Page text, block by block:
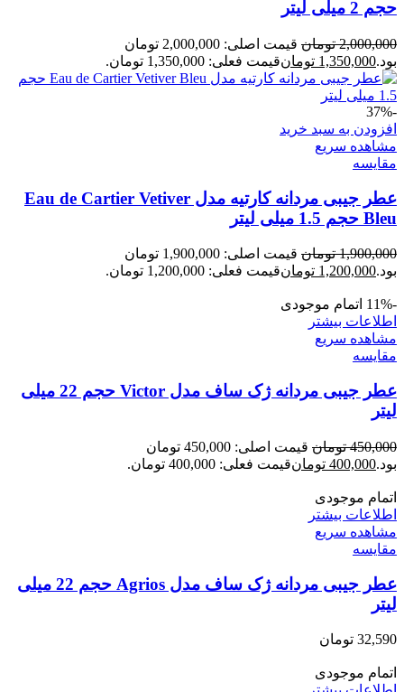
حجم 2 میلی لیتر
2,000,000 تومان
قیمت اصلی: 2,000,000 تومان
بود.1,350,000 تومانقیمت فعلی: 1,350,000 تومان.
-37%
افزودن به سبد خرید
مشاهده سریع
مقایسه
عطر جیبی مردانه کارتیه مدل Eau de Cartier Vetiver
Bleu حجم 1.5 میلی لیتر
1,900,000 تومان
قیمت اصلی: 1,900,000 تومان
بود.1,200,000 تومانقیمت فعلی: 1,200,000 تومان.
-11%
اتمام موجودی
اطلاعات بیشتر
مشاهده سریع
مقایسه
عطر جیبی مردانه ژک ساف مدل Victor حجم 22 میلی
لیتر
450,000 تومان
قیمت اصلی: 450,000 تومان
بود.400,000 تومانقیمت فعلی: 400,000 تومان.
اتمام موجودی
اطلاعات بیشتر
مشاهده سریع
مقایسه
عطر جیبی مردانه ژک ساف مدل Agrios حجم 22 میلی
لیتر
32,590 تومان
اتمام موجودی